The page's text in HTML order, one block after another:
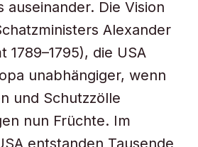
auseinander. Die Vision
Alexander
1789–1795), die USA
unabhängiger, wenn
und Schutzzölle
nun Früchte. Im
entstanden Tausende